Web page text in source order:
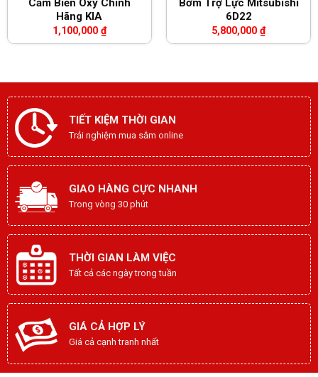
làm hỏng cánh turbo.
Không tắt máy ngay sau khi xe vừa vận hành tải nặng
Cảm Biến Oxy Chính
Hãng KIA
1,100,000 ₫
Bơm Trợ Lực Mitsubishi
6D22
5,800,000₫
TIẾT KIỆM THỜI GIAN
Trải nghiệm mua sắm online
GIAO HÀNG CỰC NHANH
Trong vòng 30 phút
THỜI GIAN LÀM VIỆC
Tất cả các ngày trong tuần
GIÁ CẢ HỢP LÝ
Giá cả cạnh tranh nhất